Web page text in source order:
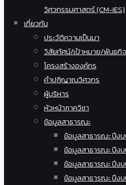
วิศวกรรมศาสตร์ (CM-IES)
เกี่ยวกับ
ประวัติความเป็นมา
วิสัยทัศน์/เป้าหมาย/พันธกิ
โครงสร้างองค์กร
คำปฏิญาณวิศวกร
ผู้บริหาร
หัวหน้าภาควิชา
ข้อมูลสาธารณะ
ข้อมูลสาธารณะ ปีง
ข้อมูลสาธารณะ ปีง
ข้อมูลสาธารณะ ปีง
ข้อมูลสาธารณะ ปีง